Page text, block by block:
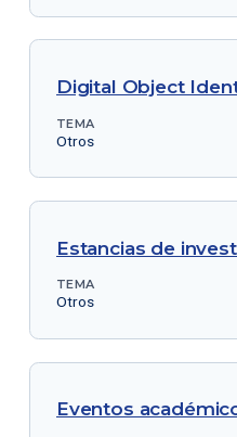
Digital Object
TEMA
Otros
Estancias de
TEMA
Otros
Eventos